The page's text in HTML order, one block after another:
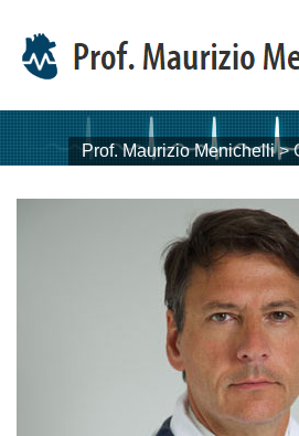
Prof. Maurizio Menichelli>